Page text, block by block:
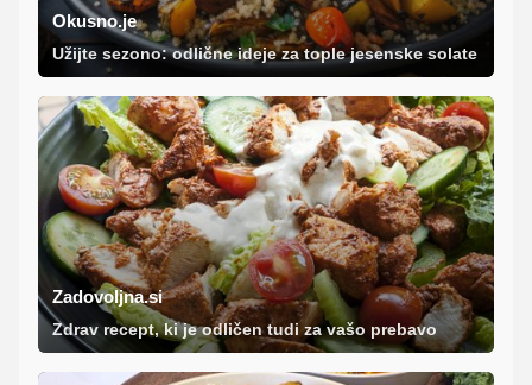
Okusno.je
Užijte sezono: odlične ideje za tople jesenske solate
Zadovoljna.si
Zdrav recept, ki je odličen tudi za vašo prebavo